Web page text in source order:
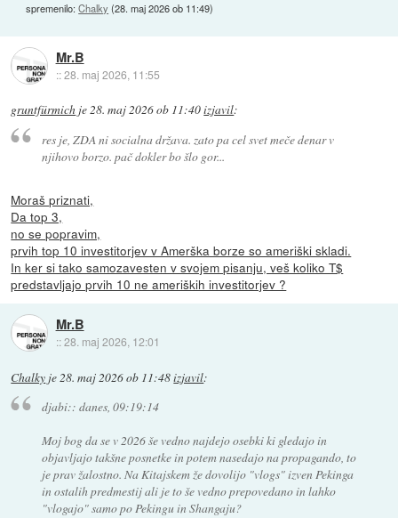
spremenilo:Chalky (28. maj 2026 ob 11:49)
Mr.B
::28. maj 2026, 11:55
gruntfürmich je28. maj 2026 ob 11:40izjavil:
res je, ZDA ni socialna država. zato pa cel svet meče denar v
njihovo borzo. pač dokler bo šlo gor...
Moraš priznati,
Da top 3,
no se popravim,
prvih top 10 investitorjev v Amerška borze so ameriški skladi.
In ker si tako samozavesten v svojem pisanju, veš koliko T$
predstavljajo prvih 10 ne ameriških investitorjev ?
Mr.B
::28. maj 2026, 12:01
Chalky je28. maj 2026 ob 11:48izjavil:
djabi:: danes, 09:19:14
Moj bog da se v 2026 še vedno najdejo osebki ki gledajo in
objavljajo takšne posnetke in potem nasedajo na propagando, to
je prav žalostno. Na Kitajskem že dovolijo "vlogs" izven Pekinga
in ostalih predmestij ali je to še vedno prepovedano in lahko
"vlogajo" samo po Pekingu in Shangaju?